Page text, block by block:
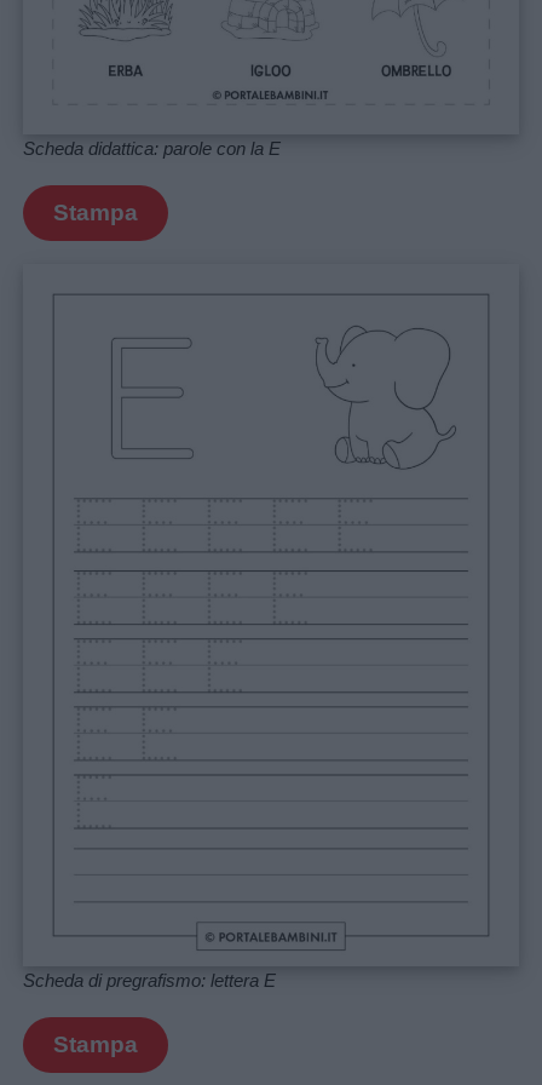
Frasi
Buongiorno
Buonanotte
Auguri
Scheda didattica: parole con la E
Stampa
Scheda di pregrafismo: lettera E
Stampa